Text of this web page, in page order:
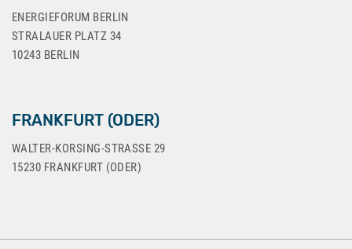
ENERGIEFORUM BERLIN
STRALAUER PLATZ 34
10243 BERLIN
FRANKFURT (ODER)
WALTER-KORSING-STRASSE 29
15230 FRANKFURT (ODER)